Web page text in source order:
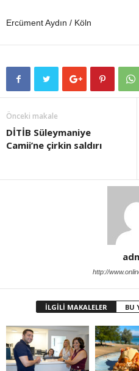
Ercüment Aydın / Köln
Önceki makale
DİTİB Süleymaniye
Camii’ne çirkin saldırı
http://
İLGİLİ MAKALELER BU